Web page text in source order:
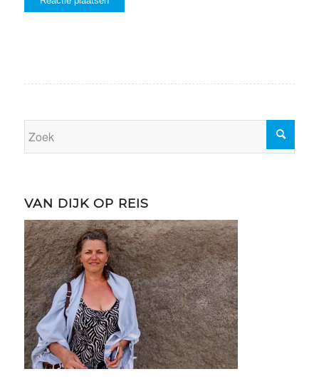
VAN DIJK OP REIS